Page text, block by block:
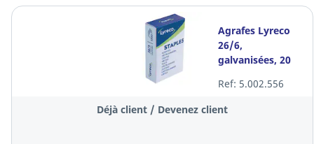
Agrafes Lyreco
26/6,
galvanisées, 20
agrafes
Ref: 5.002.556
Déjà client / Devenez client